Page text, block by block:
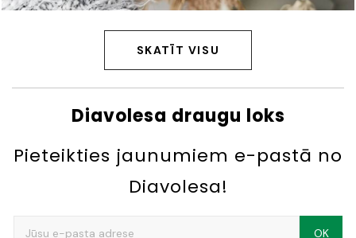
SKATĪT VISU
Diavolesa draugu loks
Pieteikties jaunumiem e-pastā no
Diavolesa!